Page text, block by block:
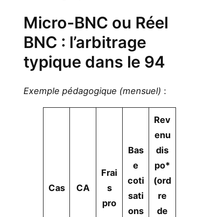
Micro-BNC ou Réel
BNC : l’arbitrage
typique dans le 94
Exemple pédagogique (mensuel) :
Cas CA
Frai
s
pro
Bas
e
coti
sati
ons
Rev
enu
dis
po*
(ord
re
de